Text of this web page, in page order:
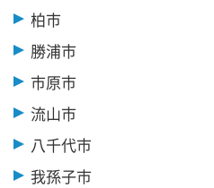
柏市
勝浦市
市原市
流山市
八千代市
我孫子市